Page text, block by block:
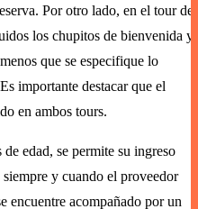
Por otro lado, en el tour de
los chupitos de bienvenida y
que se especifique lo
importante destacar que el
en ambos tours.
edad, se permite su ingreso
siempre y cuando el proveedor
encuentre acompañado por un